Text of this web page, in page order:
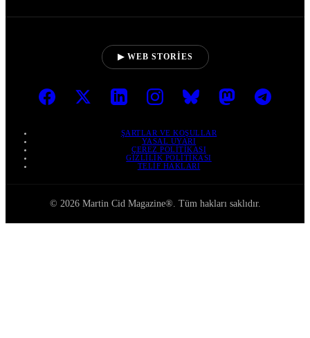
▶ WEB STORIES
ŞARTLAR VE KOŞULLAR
YASAL UYARI
ÇEREZ POLITIKASI
GIZLILIK POLITIKASI
TELIF HAKLARI
© 2026 Martin Cid Magazine®. Tüm hakları saklıdır.